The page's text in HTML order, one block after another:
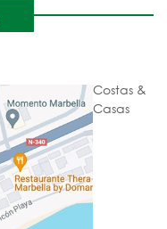
Costas &
Casas